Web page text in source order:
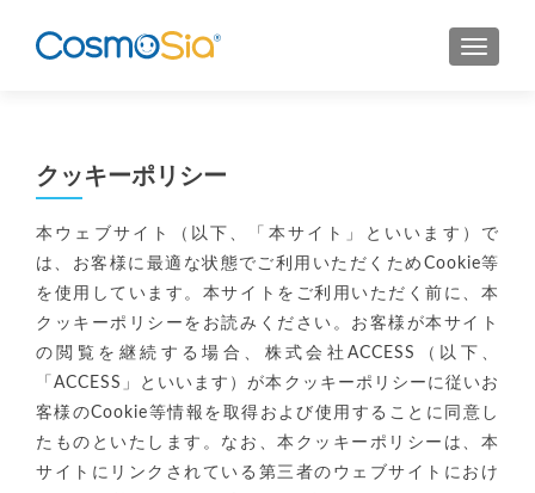
MENU
クッキーポリシー
本ウェブサイト（以下、「本サイト」といいます）で
は、お客様に最適な状態でご利用いただくためCookie等
を使用しています。本サイトをご利用いただく前に、本
クッキーポリシーをお読みください。お客様が本サイト
の閲覧を継続する場合、株式会社ACCESS（以下、
「ACCESS」といいます）が本クッキーポリシーに従いお
客様のCookie等情報を取得および使用することに同意し
たものといたします。なお、本クッキーポリシーは、本
サイトにリンクされている第三者のウェブサイトにおけ